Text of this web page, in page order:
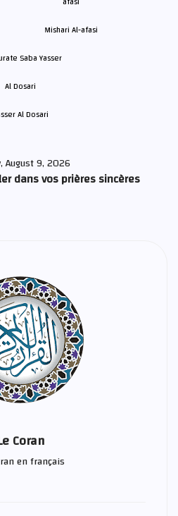
Mishari Al-afasi
Al Dosari
August 9, 2026
dans vos prières sincères
Coran
en français